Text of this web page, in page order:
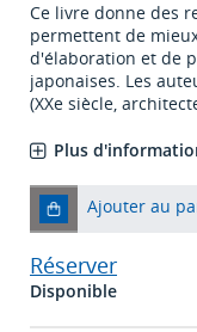
Ce livre donne des
permettent de
d'élaboration et de
japonaises. Les
(XXe siècle,
Plus
Ajouter au
Réserver
Disponible